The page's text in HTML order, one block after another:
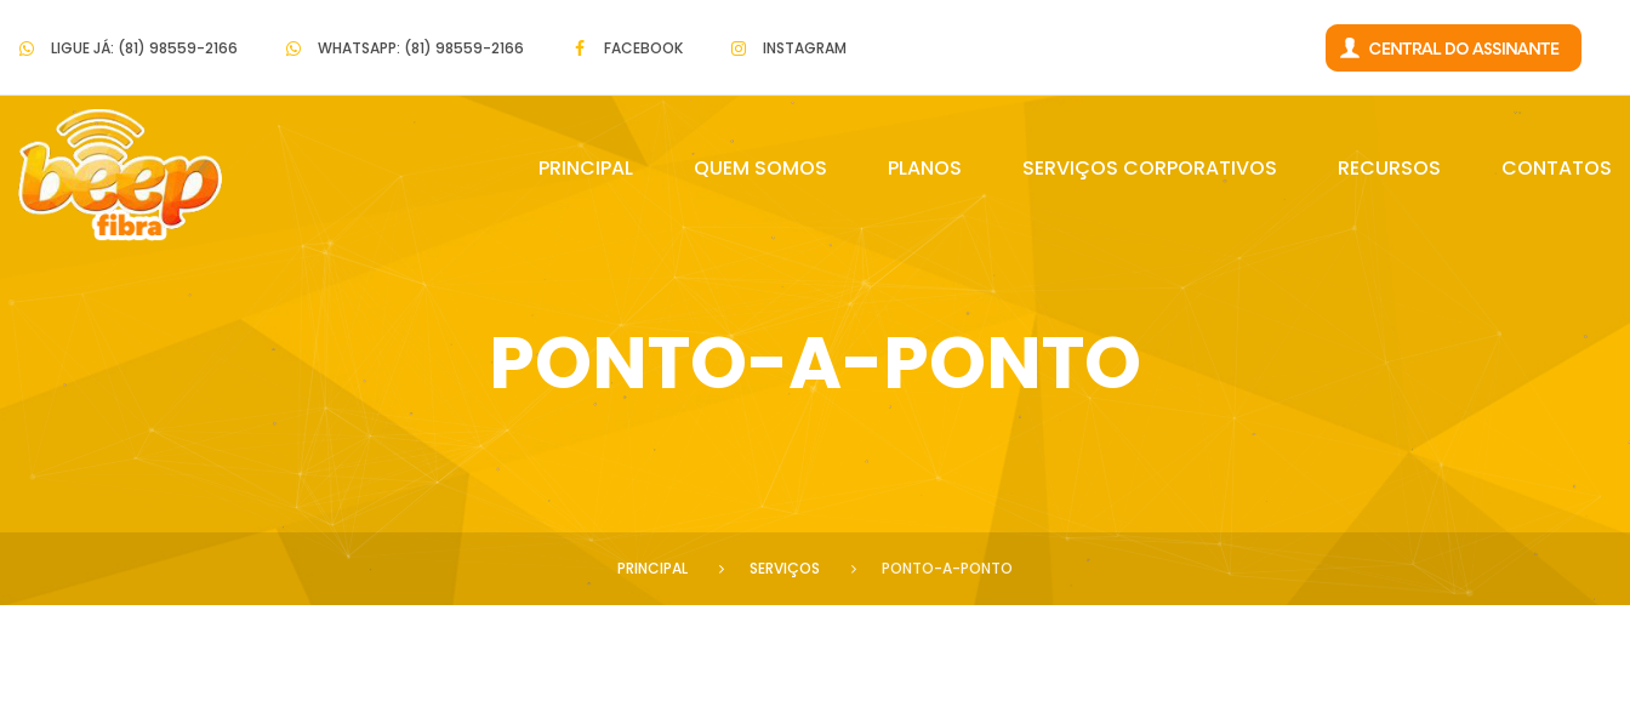
LIGUE JÁ: (81) 98559-2166 WHATSAPP: (81) 98559-2166 FACEBOOK INSTAGRAM
PRINCIPAL QUEM SOMOS PLANOS SERVIÇOS CORPORATIVOS RECURSOS CONTATOS
PONTO-A-PONTO
PRINCIPAL SERVIÇOS PONTO-A-PONTO